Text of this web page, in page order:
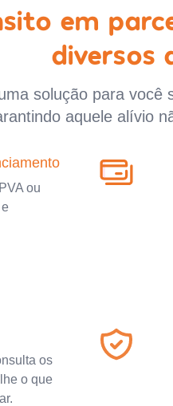
em
diversos
solução para você
aquele alívio
ou
os
o que